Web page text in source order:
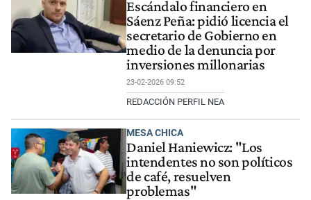
Escándalo financiero en
Sáenz Peña: pidió licencia el
secretario de Gobierno en
medio de la denuncia por
inversiones millonarias
23-02-2026 09:52
REDACCIÓN PERFIL NEA
MESA CHICA
Daniel Haniewicz: "Los
intendentes no son políticos
de café, resuelven
problemas"